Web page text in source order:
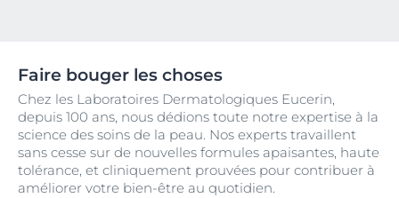
Faire bouger les choses
Chez les Laboratoires Dermatologiques Eucerin,
depuis 100 ans, nous dédions toute notre expertise à la
science des soins de la peau. Nos experts travaillent
sans cesse sur de nouvelles formules apaisantes, haute
tolérance, et cliniquement prouvées pour contribuer à
améliorer votre bien-être au quotidien.